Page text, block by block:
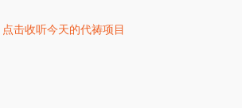
点击收听今天的代祷项目